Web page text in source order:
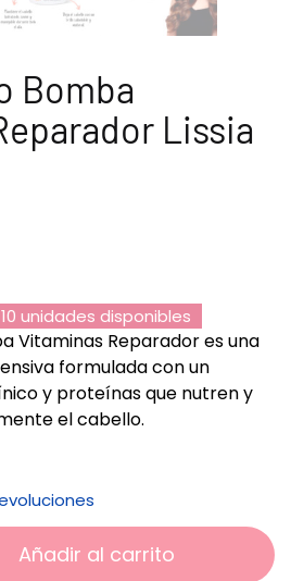
Bomba
Lissia
unidades disponibles
Vitaminas Reparador es una
formulada con un
y proteínas que nutren y
el cabello.
Añadir al carrito